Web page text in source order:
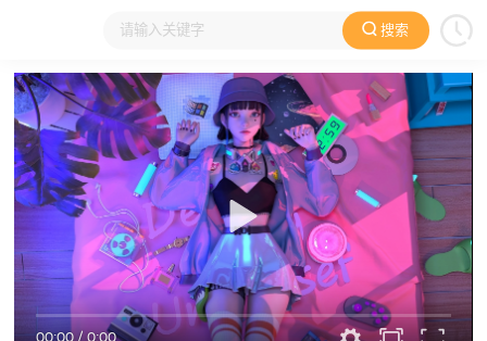
搜索
大家在看 日本动漫 国产动漫 欧美动漫 动漫电影